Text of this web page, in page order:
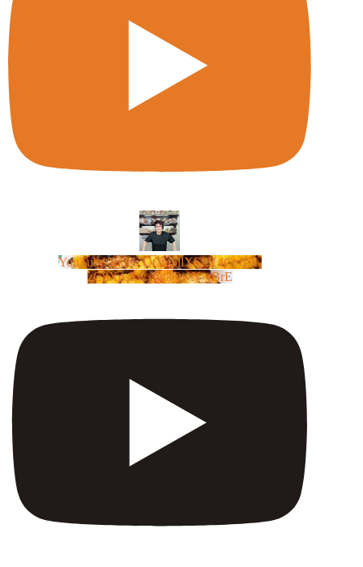
YouTube Video UCm5llXSLY4CyCX-
zC8XosTw_huaQwN_rBrE